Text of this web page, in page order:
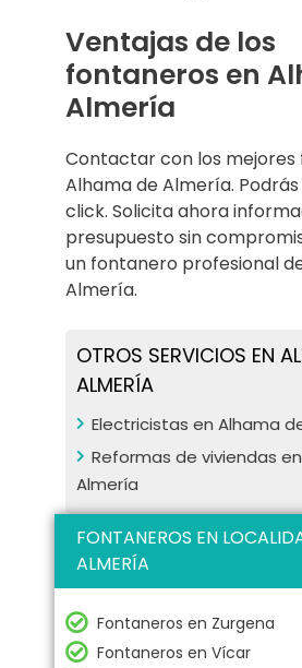
Ventajas de los
fontaneros en
Almería
Contactar con los
Alhama de Almería.
click. Solicita ahora
presupuesto sin
un fontanero profesional
Almería.
OTROS SERVICIOS EN
ALMERÍA
Electricistas en Alhama
Reformas de viviendas
Almería
FONTANEROS EN
ALMERÍA
Fontaneros en Zurgena
Fontaneros en Vícar